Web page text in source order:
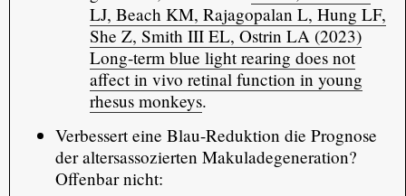
LJ, Beach KM, Rajagopalan L, Hung LF,
She Z, Smith III EL, Ostrin LA (2023)
Long-term blue light rearing does not
affect in vivo retinal function in young
rhesus monkeys.
Verbessert eine Blau-Reduktion die Prognose
der altersassozierten Makuladegeneration?
Offenbar nicht: